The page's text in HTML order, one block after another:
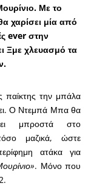
Με το
χαρίσει μία από
ever στην
Ξμε χλευασμό τα
παίκτης την μπάλα
Ο Ντεμπά Μπα θα
μπροστά στο
μαζικά, ώστε
ατάκα για
. Μόνο που